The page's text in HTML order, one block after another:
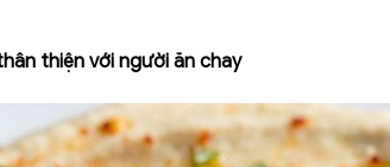
thiện với người ăn chay